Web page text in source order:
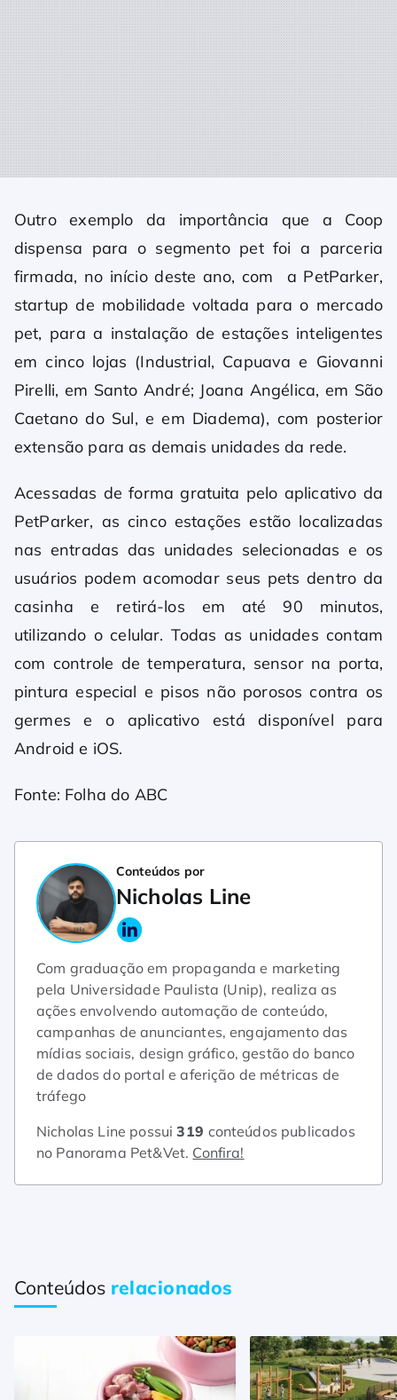
Outro exemplo da importância que a Coop
dispensa para o segmento pet foi a parceria
firmada, no início deste ano, com a PetParker,
startup de mobilidade voltada para o mercado
pet, para a instalação de estações inteligentes
em cinco lojas (Industrial, Capuava e Giovanni
Pirelli, em Santo André; Joana Angélica, em São
Caetano do Sul, e em Diadema), com posterior
extensão para as demais unidades da rede.
Acessadas de forma gratuita pelo aplicativo da
PetParker, as cinco estações estão localizadas
nas entradas das unidades selecionadas e os
usuários podem acomodar seus pets dentro da
casinha e retirá-los em até 90 minutos,
utilizando o celular. Todas as unidades contam
com controle de temperatura, sensor na porta,
pintura especial e pisos não porosos contra os
germes e o aplicativo está disponível para
Android e iOS.
Fonte: Folha do ABC
Conteúdos por
Nicholas Line
Com graduação em propaganda e marketing
pela Universidade Paulista (Unip), realiza as
ações envolvendo automação de conteúdo,
campanhas de anunciantes, engajamento das
mídias sociais, design gráfico, gestão do banco
de dados do portal e aferição de métricas de
tráfego
Nicholas Line possui319 conteúdos publicados
no Panorama Pet&Vet. Confira!
Conteúdos relacionados